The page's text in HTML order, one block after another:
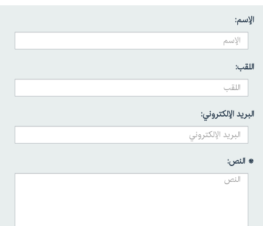
الإسم:
اللقب:
البريد الإلكتروني:
* النص: